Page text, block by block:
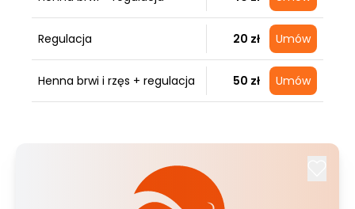
Regulacja 20 zł Umów
Henna brwi i rzęs + regulacja 50 zł Umów